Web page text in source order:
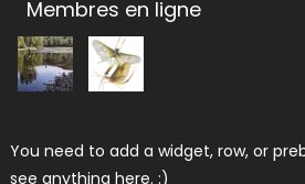
Membres en ligne
You need to add a widget, row, or
see anything here. :)